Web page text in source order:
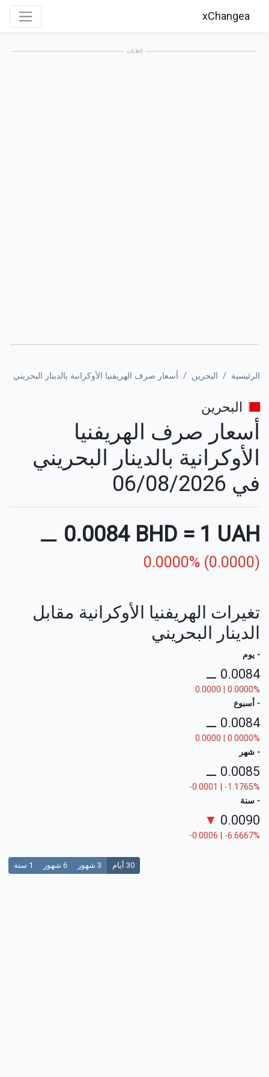
xChangea
إعلانات
الرئيسية البحرين أسعار صرف الهريفنيا الأوكرانية بالدينار البحريني
البحرين
أسعار صرف الهريفنيا
الأوكرانية بالدينار البحريني
في 06/08/2026
1 UAH
=
0.0084 BHD
⚊
0.0000% (0.0000)
تغيرات الهريفنيا الأوكرانية مقابل
الدينار البحريني
- يوم
0.0084
⚊
0.0000 | 0.0000%
- أسبوع
0.0084
⚊
0.0000 | 0.0000%
- شهر
0.0085
⚊
-0.0001 | -1.1765%
- سنة
0.0090
▼
-0.0006 | -6.6667%
30 أيام 3 شهور 6 شهور 1 سنة